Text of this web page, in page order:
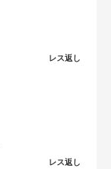
レス返し
レス返し